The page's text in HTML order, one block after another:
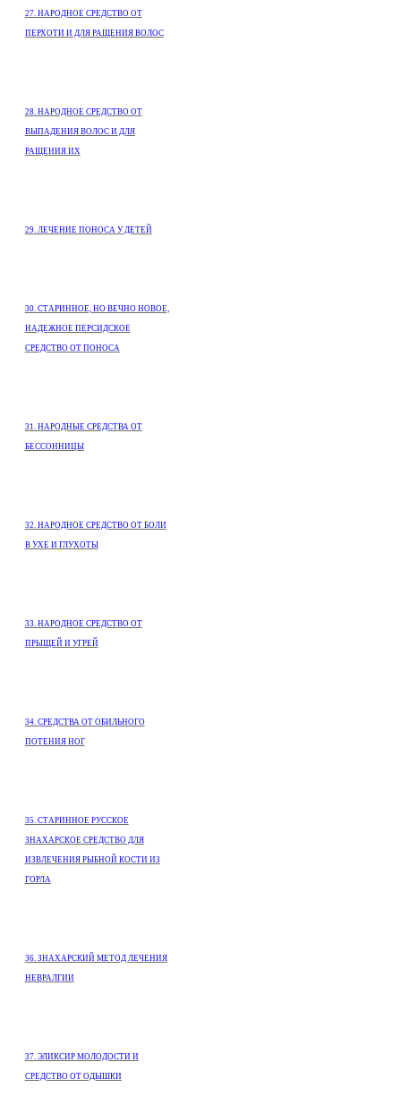
27. НАРОДНОЕ СРЕДСТВО ОТ
ПЕРХОТИ И ДЛЯ РАЩЕНИЯ ВОЛОС
28. НАРОДНОЕ СРЕДСТВО ОТ
ВЫПАДЕНИЯ ВОЛОС И ДЛЯ
РАЩЕНИЯ ИХ
29. ЛЕЧЕНИЕ ПОНОСА У ДЕТЕЙ
30. СТАРИННОЕ, НО ВЕЧНО НОВОЕ,
НАДЕЖНОЕ ПЕРСИДСКОЕ
СРЕДСТВО ОТ ПОНОСА
31. НАРОДНЫЕ СРЕДСТВА ОТ
БЕССОННИЦЫ
32. НАРОДНОЕ СРЕДСТВО ОТ БОЛИ
В УХЕ И ГЛУХОТЫ
33. НАРОДНОЕ СРЕДСТВО ОТ
ПРЫЩЕЙ И УГРЕЙ
34. СРЕДСТВА ОТ ОБИЛЬНОГО
ПОТЕНИЯ НОГ
35. СТАРИННОЕ РУССКОЕ
ЗНАХАРСКОЕ СРЕДСТВО ДЛЯ
ИЗВЛЕЧЕНИЯ РЫБНОЙ КОСТИ ИЗ
ГОРЛА
З6. ЗНАХАРСКИЙ МЕТОД ЛЕЧЕНИЯ
НЕВРАЛГИИ
37. ЭЛИКСИР МОЛОДОСТИ И
СРЕДСТВО ОТ ОДЫШКИ